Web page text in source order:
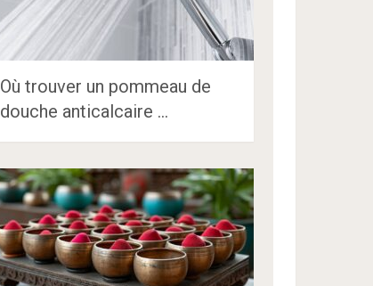
Où trouver un pommeau de
douche anticalcaire …